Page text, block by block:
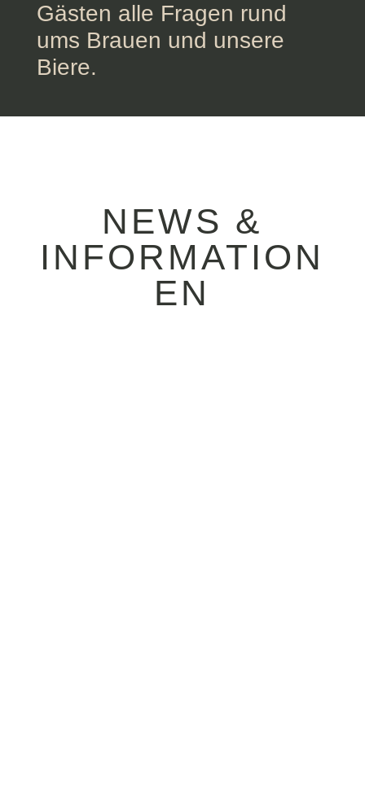
Gästen alle Fragen rund
ums Brauen und unsere
Biere.
NEWS &
INFORMATION
EN